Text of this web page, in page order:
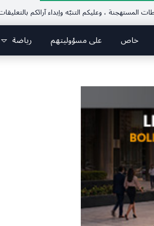
، وعليكم التنبّه وإبداء آرائكم بالتعليقات
خاص على مسؤوليتهم رياضة